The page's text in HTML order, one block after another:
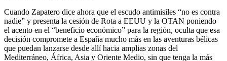
Cuando Zapatero dice ahora que el escudo antimisiles “no es contra
nadie” y presenta la cesión de Rota a EEUU y la OTAN poniendo
el acento en el “beneficio económico” para la región, oculta que esa
decisión compromete a España mucho más en las aventuras bélicas
que puedan lanzarse desde allí hacia amplias zonas del
Mediterráneo, África, Asia y Oriente Medio, sin que tenga la más